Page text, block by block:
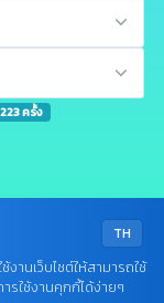
ครั้ง
TH
านเว็บไซต์ให้สามารถใช้
ใช้งานคุกกี้ได้ง่ายๆ